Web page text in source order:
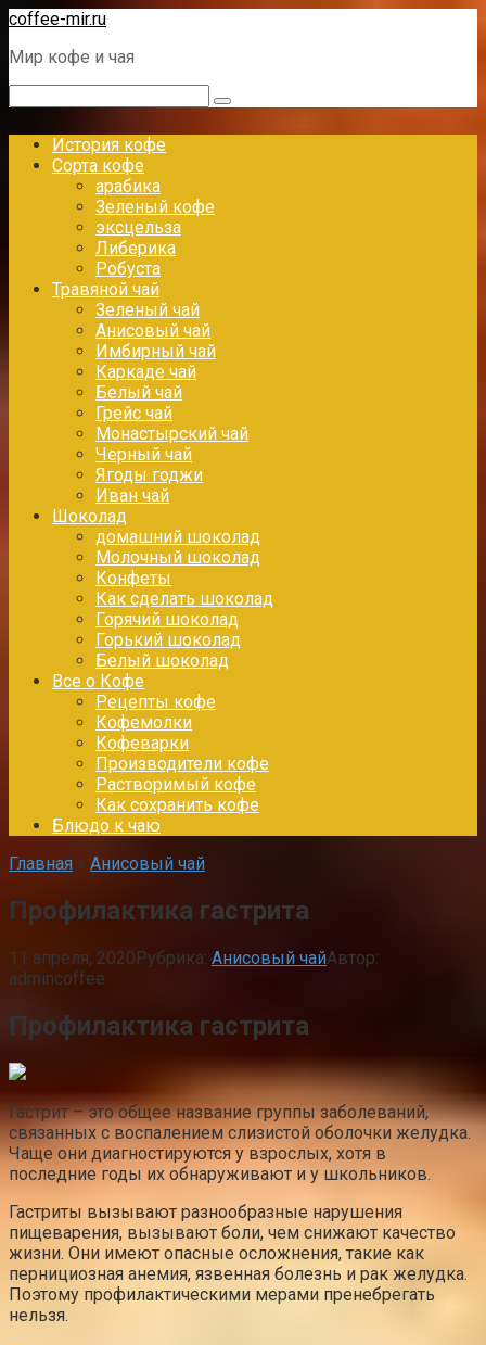
Перейти
контенту
coffee-mir.ru
Мир кофе и чая
История кофе
Сорта кофе
арабика
Зеленый кофе
эксцельза
Либерика
Робуста
Травяной чай
Зеленый чай
Анисовый чай
Имбирный чай
Каркаде чай
Белый чай
Грейс чай
Монастырский чай
Черный чай
Ягоды годжи
Иван чай
Шоколад
домашний шоколад
Молочный шоколад
Конфеты
Как сделать шоколад
Горячий шоколад
Горький шоколад
Белый шоколад
Все о Кофе
Рецепты кофе
Кофемолки
Кофеварки
Производители кофе
Растворимый кофе
Как сохранить кофе
Блюдо к чаю
Главная » Анисовый чай
Профилактика гастрита
11 апреля, 2020Рубрика: Анисовый чайАвтор:
admincoffee
Профилактика гастрита
Гастрит – это общее название группы заболеваний,
связанных с воспалением слизистой оболочки желудка.
Чаще они диагностируются у взрослых, хотя в
последние годы их обнаруживают и у школьников.
Гастриты вызывают разнообразные нарушения
пищеварения, вызывают боли, чем снижают качество
жизни. Они имеют опасные осложнения, такие как
пернициозная анемия, язвенная болезнь и рак желудка.
Поэтому профилактическими мерами пренебрегать
нельзя.